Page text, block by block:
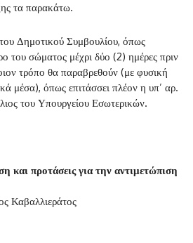
τα παρακάτω.
Δημοτικού Συμβουλίου, όπως
του σώματος μέχρι δύο (2) ημέρες πριν
τρόπο θα παραβρεθούν (με φυσική
μέσα), όπως επιτάσσει πλέον η υπ’ αρ.
του Υπουργείου Εσωτερικών.
και προτάσεις για την αντιμετώπιση
Καβαλλιεράτος